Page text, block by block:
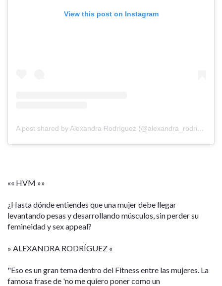
View this post on Instagram
A post shared by Alexandra Rodríguez (@alexandra_rodriguez85)
«« HVM »»
¿Hasta dónde entiendes que una mujer debe llegar
levantando pesas y desarrollando músculos, sin perder su
femineidad y sex appeal?
» ALEXANDRA RODRÍGUEZ «
"Eso es un gran tema dentro del Fitness entre las mujeres. La
famosa frase de 'no me quiero poner como un